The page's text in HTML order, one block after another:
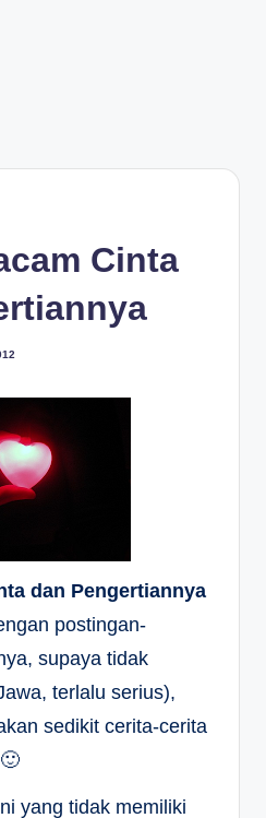
Cinta
dan Pengertiannya
postingan-
supaya tidak
terlalu serius),
sedikit cerita-cerita
yang tidak memiliki